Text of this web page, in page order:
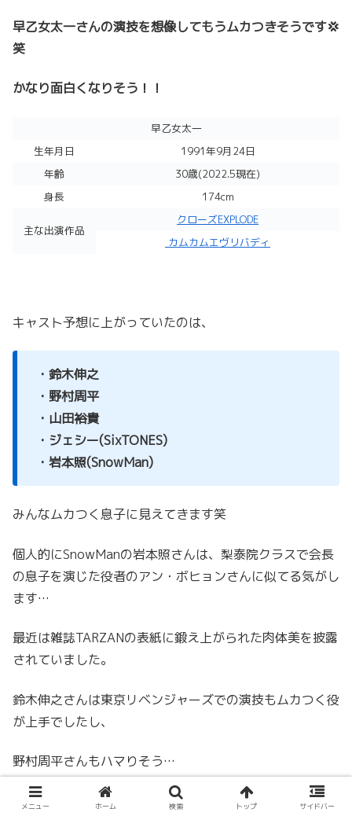
早乙女太一さんの演技を想像してもうムカつきそうです💢
笑
かなり面白くなりそう！！
早乙女太一
生年月日
1991年9月24日
年齢
30歳(2022.5現在)
身長
174cm
主な出演作品
クローズEXPLODE
カムカムエヴリバディ
キャスト予想に上がっていたのは、
・鈴木伸之
・野村周平
・山田裕貴
・ジェシー(SixTONES)
・岩本照(SnowMan)
みんなムカつく息子に見えてきます笑
個人的にSnowManの岩本照さんは、梨泰院クラスで会長
の息子を演じた役者のアン・ボヒョンさんに似てる気がし
ます…
最近は雑誌TARZANの表紙に鍛え上がられた肉体美を披露
されていました。
鈴木伸之さんは東京リベンジャーズでの演技もムカつく役
が上手でしたし、
野村周平さんもハマりそう…
誰が演じるのか楽しみな役どころです！
メニュー ホーム 検索 トップ サイドバー